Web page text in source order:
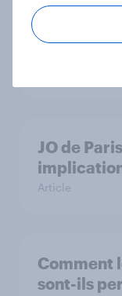
regard
JO de
Article
Comment
sont-ils